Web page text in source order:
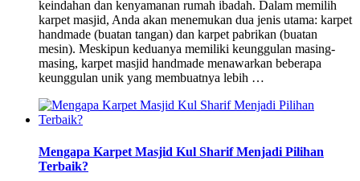
keindahan dan kenyamanan rumah ibadah. Dalam memilih
karpet masjid, Anda akan menemukan dua jenis utama: karpet
handmade (buatan tangan) dan karpet pabrikan (buatan
mesin). Meskipun keduanya memiliki keunggulan masing-
masing, karpet masjid handmade menawarkan beberapa
keunggulan unik yang membuatnya lebih …
Mengapa Karpet Masjid Kul Sharif Menjadi Pilihan
Terbaik?